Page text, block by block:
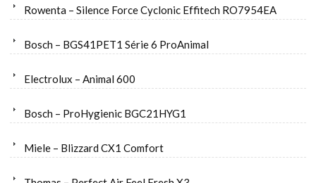
Rowenta – Silence Force Cyclonic Effitech RO7954EA
Bosch – BGS41PET1 Série 6 ProAnimal
Electrolux – Animal 600
Bosch – ProHygienic BGC21HYG1
Miele – Blizzard CX1 Comfort